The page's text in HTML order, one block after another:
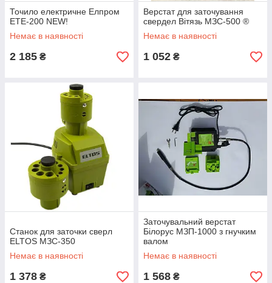
Точило електричне Елпром
ЕТЕ-200 NEW!
Немає в наявності
2 185 ₴
Верстат для заточування
свердел Вітязь МЗС-500 ®
Немає в наявності
1 052 ₴
Станок для заточки сверл
ELTOS МЗС-350
Немає в наявності
1 378 ₴
Заточувальний верстат
Білорус МЗП-1000 з гнучким
валом
Немає в наявності
1 568 ₴